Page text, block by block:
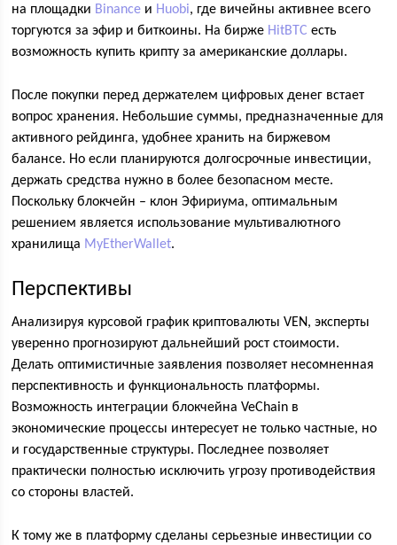
на площадки Binance и Huobi, где вичейны активнее всего
торгуются за эфир и биткоины. На бирже HitBTC есть
возможность купить крипту за американские доллары.
После покупки перед держателем цифровых денег встает
вопрос хранения. Небольшие суммы, предназначенные для
активного рейдинга, удобнее хранить на биржевом
балансе. Но если планируются долгосрочные инвестиции,
держать средства нужно в более безопасном месте.
Поскольку блокчейн – клон Эфириума, оптимальным
решением является использование мультивалютного
хранилища MyEtherWallet.
Перспективы
Анализируя курсовой график криптовалюты VEN, эксперты
уверенно прогнозируют дальнейший рост стоимости.
Делать оптимистичные заявления позволяет несомненная
перспективность и функциональность платформы.
Возможность интеграции блокчейна VeChain в
экономические процессы интересует не только частные, но
и государственные структуры. Последнее позволяет
практически полностью исключить угрозу противодействия
со стороны властей.
К тому же в платформу сделаны серьезные инвестиции со